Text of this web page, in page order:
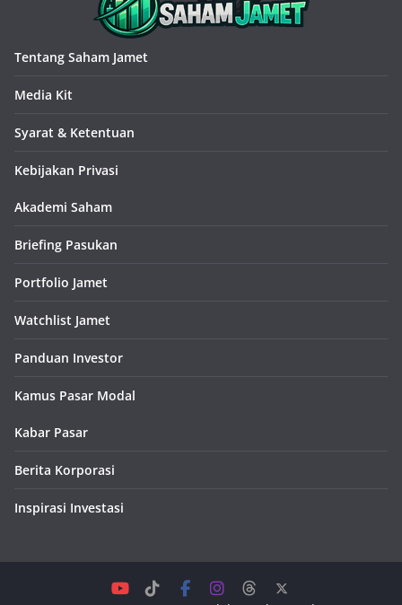
Tentang Saham Jamet
Media Kit
Syarat & Ketentuan
Kebijakan Privasi
Akademi Saham
Briefing Pasukan
Portfolio Jamet
Watchlist Jamet
Panduan Investor
Kamus Pasar Modal
Kabar Pasar
Berita Korporasi
Inspirasi Investasi